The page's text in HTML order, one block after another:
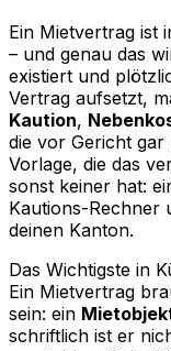
Ein Mietvertrag ist
– und genau das
existiert und
Vertrag aufsetzt,
Kaution,
die vor Gericht gar
Vorlage, die das
sonst keiner hat:
Kautions-Rechner
deinen Kanton.
Das Wichtigste in
Ein Mietvertrag
sein: ein
schriftlich ist er